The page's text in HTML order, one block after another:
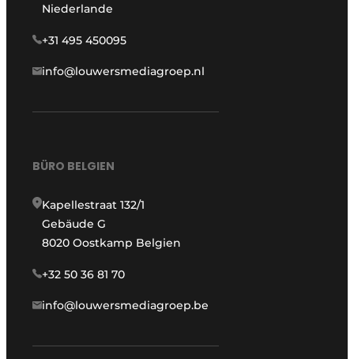
Niederlande
+31 495 450095
info@louwersmediagroep.nl
BÜRO BELGIEN
Kapellestraat 132/1
Gebäude G
8020 Oostkamp Belgien
+32 50 36 81 70
info@louwersmediagroep.be